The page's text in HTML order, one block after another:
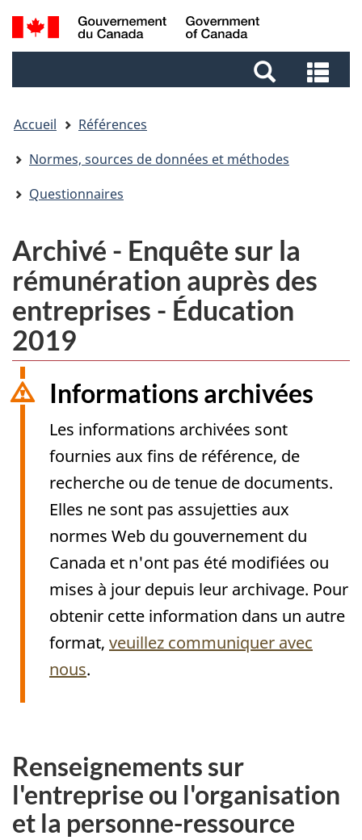
Aller
au
Aller
au
Passer
à
Recherche
et
et
Accueil
Références
Normes, sources de données et méthodes
Questionnaires
Archivé - Enquête sur la
rémunération auprès des
entreprises - Éducation
2019
Informations archivées
Les informations archivées sont
fournies aux fins de référence, de
recherche ou de tenue de documents.
Elles ne sont pas assujetties aux
normes Web du gouvernement du
Canada et n'ont pas été modifiées ou
mises à jour depuis leur archivage. Pour
obtenir cette information dans un autre
format, veuillez communiquer avec
nous.
Content
Renseignements sur
l'entreprise ou l'organisation
et la personne-ressource